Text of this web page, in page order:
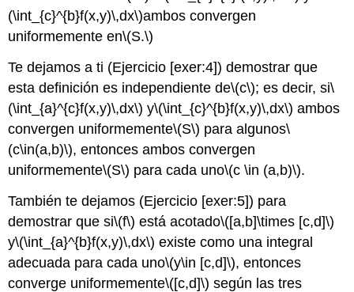
(\int_{c}^{b}f(x,y)\,dx\)ambos convergen
uniformemente en\(S.\)
Te dejamos a ti (Ejercicio [exer:4]) demostrar que
esta definición es independiente de\(c\); es decir, si\
(\int_{a}^{c}f(x,y)\,dx\) y\(\int_{c}^{b}f(x,y)\,dx\) ambos
convergen uniformemente\(S\) para algunos\
(c\in(a,b)\), entonces ambos convergen
uniformemente\(S\) para cada uno\(c \in (a,b)\).
También te dejamos (Ejercicio [exer:5]) para
demostrar que si\(f\) está acotado\([a,b]\times [c,d]\)
y\(\int_{a}^{b}f(x,y)\,dx\) existe como una integral
adecuada para cada uno\(y\in [c,d]\), entonces
converge uniformemente\([c,d]\) según las tres